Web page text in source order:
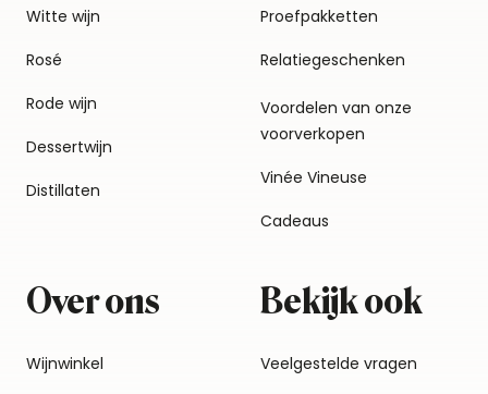
Witte wijn
Rosé
Rode wijn
Dessertwijn
Distillaten
Proefpakketten
Relatiegeschenken
Voordelen van onze
voorverkopen
Vinée Vineuse
Cadeaus
Over ons
Wijnwinkel
Bekijk ook
Veelgestelde vragen